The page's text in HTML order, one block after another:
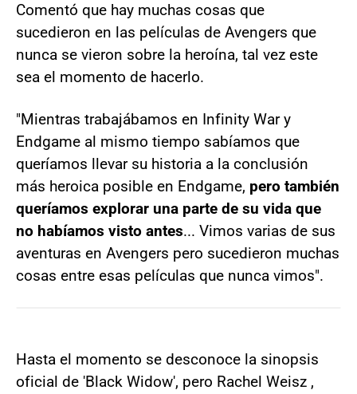
Comentó que hay muchas cosas que
sucedieron en las películas de Avengers que
nunca se vieron sobre la heroína, tal vez este
sea el momento de hacerlo.
"Mientras trabajábamos en Infinity War y
Endgame al mismo tiempo sabíamos que
queríamos llevar su historia a la conclusión
más heroica posible en Endgame, pero también
queríamos explorar una parte de su vida que
no habíamos visto antes... Vimos varias de sus
aventuras en Avengers pero sucedieron muchas
cosas entre esas películas que nunca vimos".
Hasta el momento se desconoce la sinopsis
oficial de 'Black Widow', pero Rachel Weisz ,